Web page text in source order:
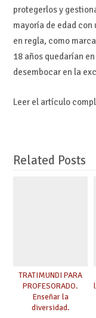
protegerlos y
mayoría de edad
en regla, como
18 años quedarían
desembocar en la
Leer el artículo
Related Posts
TRATIMUNDI PARA
PROFESORADO.
Enseñar la
diversidad.